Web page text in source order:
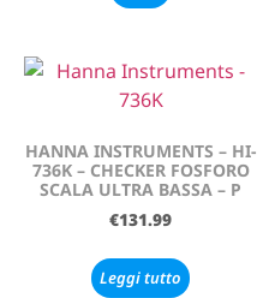
HANNA INSTRUMENTS – HI-
736K – CHECKER FOSFORO
SCALA ULTRA BASSA – P
€131.99
Leggi tutto